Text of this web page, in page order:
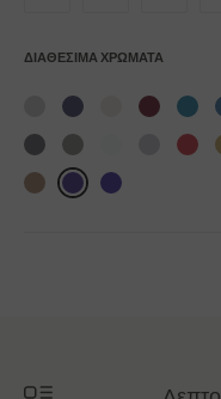
ΔΙΑΘΈΣΙΜΑ ΧΡΏΜΑΤΑ